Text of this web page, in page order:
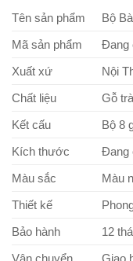
Tên sản phẩm
Bộ
Mã sản phẩm
Đang
Xuất xứ
Nội
Chất liệu
Gỗ
Kết cấu
Bộ 8
Kích thước
Đang
Màu sắc
Màu
Thiết kế
Bảo hành
12